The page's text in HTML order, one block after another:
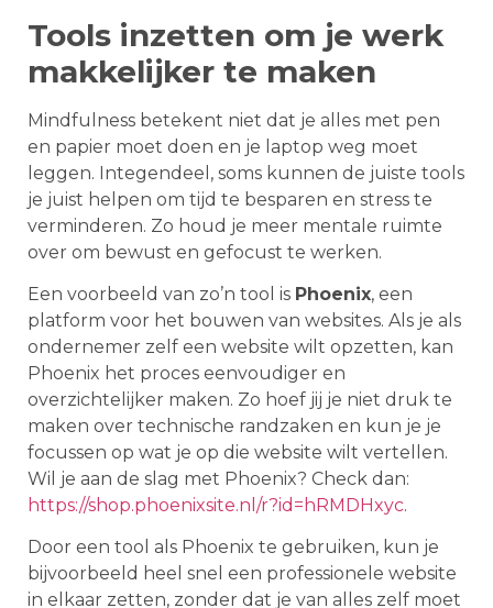
Tools inzetten om je werk
makkelijker te maken
Mindfulness betekent niet dat je alles met pen
en papier moet doen en je laptop weg moet
leggen. Integendeel, soms kunnen de juiste tools
je juist helpen om tijd te besparen en stress te
verminderen. Zo houd je meer mentale ruimte
over om bewust en gefocust te werken.
Een voorbeeld van zo’n tool is Phoenix, een
platform voor het bouwen van websites. Als je als
ondernemer zelf een website wilt opzetten, kan
Phoenix het proces eenvoudiger en
overzichtelijker maken. Zo hoef jij je niet druk te
maken over technische randzaken en kun je je
focussen op wat je op die website wilt vertellen.
Wil je aan de slag met Phoenix? Check dan:
https://shop.phoenixsite.nl/r?id=hRMDHxyc.
Door een tool als Phoenix te gebruiken, kun je
bijvoorbeeld heel snel een professionele website
in elkaar zetten, zonder dat je van alles zelf moet